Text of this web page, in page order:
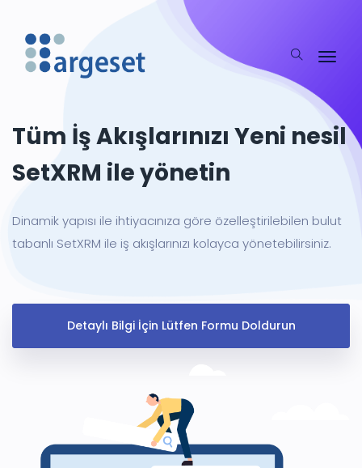
Argeset Yazılım
Tüm İş Akışlarınızı Yeni nesil
SetXRM ile yönetin
Dinamik yapısı ile ihtiyacınıza göre özelleştirilebilen bulut
tabanlı SetXRM ile iş akışlarınızı kolayca yönetebilirsiniz.
Detaylı Bilgi İçin Lütfen Formu Doldurun